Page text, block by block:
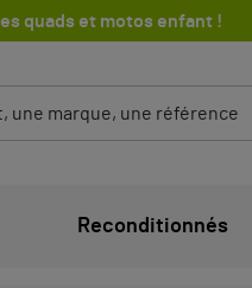
quads et motos enfant !
Reconditionnés